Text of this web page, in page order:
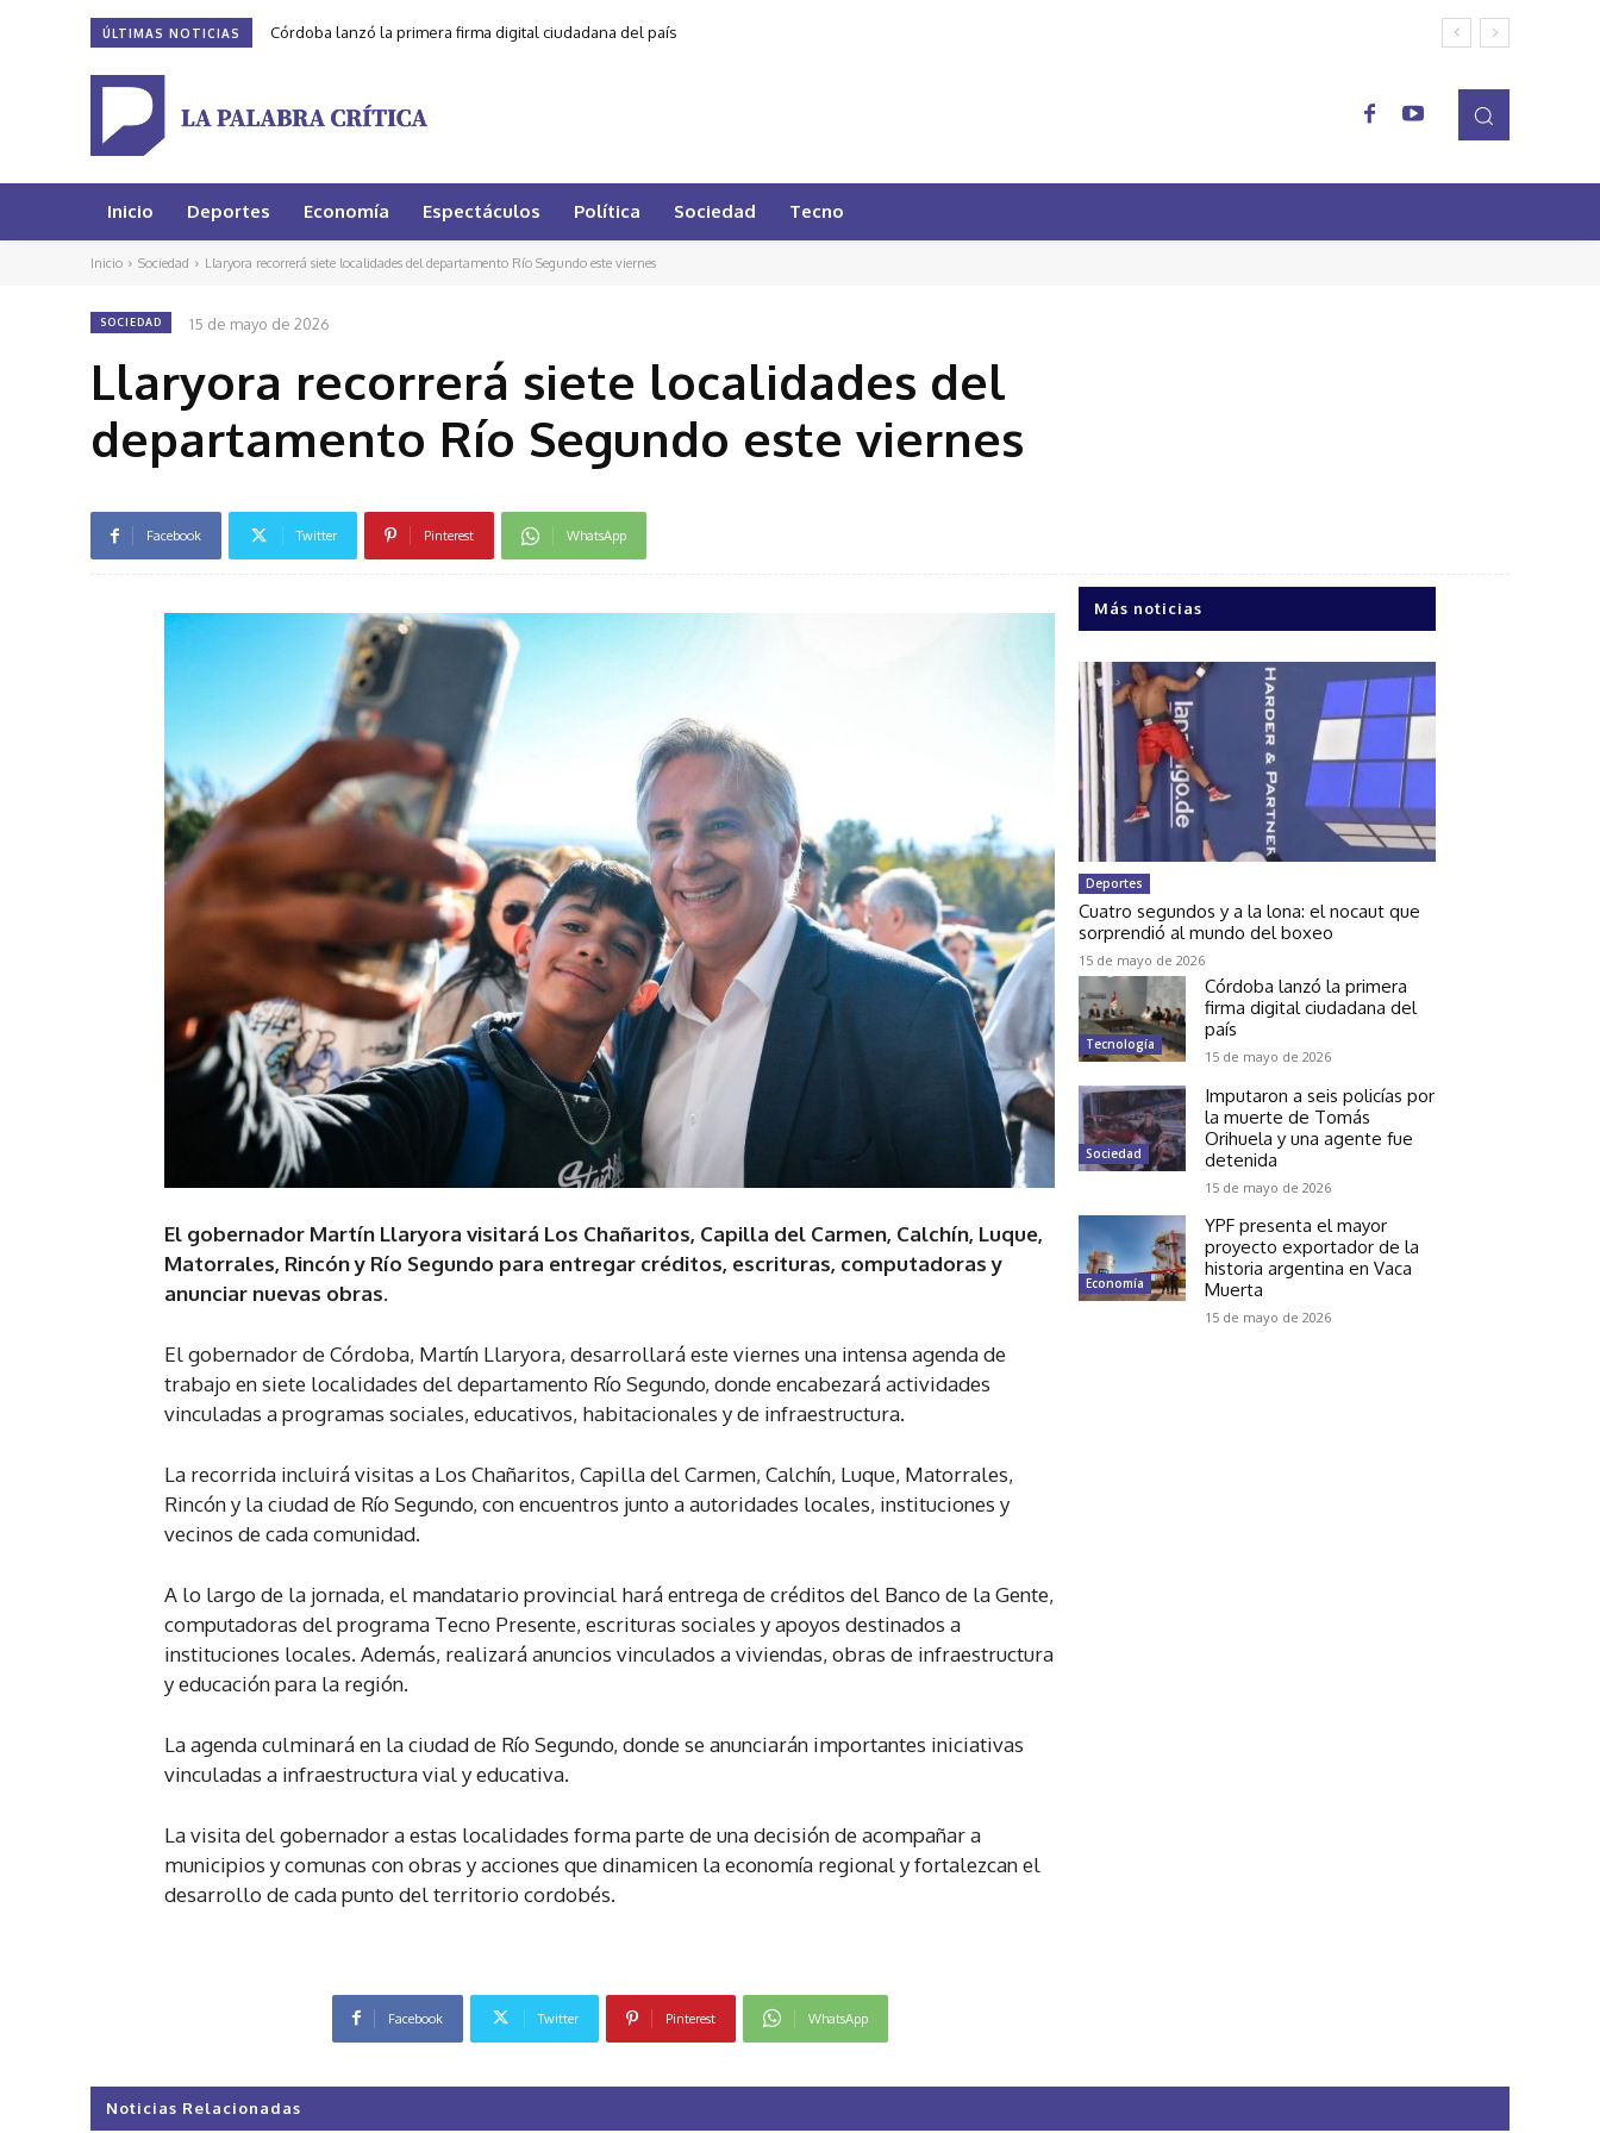
ÚLTIMAS NOTICIAS Córdoba lanzó la primera firma digital ciudadana del país
Inicio Deportes Economía Espectáculos Política Sociedad Tecno
Inicio Sociedad Llaryora recorrerá siete localidades del departamento Río Segundo este viernes
SOCIEDAD 15 de mayo de 2026
Llaryora recorrerá siete localidades del
departamento Río Segundo este viernes
Facebook Twitter Pinterest WhatsApp
El gobernador Martín Llaryora visitará Los Chañaritos, Capilla del Carmen, Calchín, Luque,
Matorrales, Rincón y Río Segundo para entregar créditos, escrituras, computadoras y
anunciar nuevas obras.
El gobernador de Córdoba, Martín Llaryora, desarrollará este viernes una intensa agenda de
trabajo en siete localidades del departamento Río Segundo, donde encabezará actividades
vinculadas a programas sociales, educativos, habitacionales y de infraestructura.
La recorrida incluirá visitas a Los Chañaritos, Capilla del Carmen, Calchín, Luque, Matorrales,
Rincón y la ciudad de Río Segundo, con encuentros junto a autoridades locales, instituciones y
vecinos de cada comunidad.
A lo largo de la jornada, el mandatario provincial hará entrega de créditos del Banco de la Gente,
computadoras del programa Tecno Presente, escrituras sociales y apoyos destinados a
instituciones locales. Además, realizará anuncios vinculados a viviendas, obras de infraestructura
y educación para la región.
La agenda culminará en la ciudad de Río Segundo, donde se anunciarán importantes iniciativas
vinculadas a infraestructura vial y educativa.
La visita del gobernador a estas localidades forma parte de una decisión de acompañar a
municipios y comunas con obras y acciones que dinamicen la economía regional y fortalezcan el
desarrollo de cada punto del territorio cordobés.
Facebook Twitter Pinterest WhatsApp
Más noticias
Deportes
Cuatro segundos y a la lona: el nocaut que
sorprendió al mundo del boxeo
15 de mayo de 2026
Tecnología
Córdoba lanzó la primera
firma digital ciudadana del
país
15 de mayo de 2026
Sociedad
Imputaron a seis policías por
la muerte de Tomás
Orihuela y una agente fue
detenida
15 de mayo de 2026
Economía
YPF presenta el mayor
proyecto exportador de la
historia argentina en Vaca
Muerta
15 de mayo de 2026
Noticias Relacionadas